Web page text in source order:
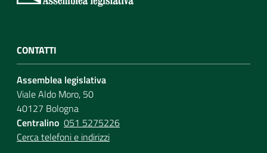
CONTATTI
Assemblea legislativa
Viale Aldo Moro, 50
40127 Bologna
Centralino 051 5275226
Cerca telefoni e indirizzi